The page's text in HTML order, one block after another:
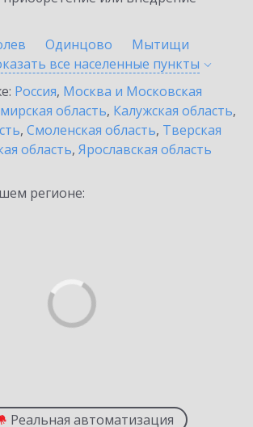
Одинцово
Мытищи
все населенные пункты
Россия, Москва и Московская
область, Калужская область,
, Смоленская область, Тверская
область, Ярославская область
регионе:
Реальная автоматизация